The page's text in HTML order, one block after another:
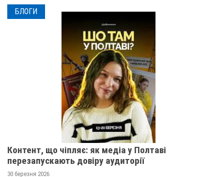
БЛОГИ
Контент, що чіпляє: як медіа у Полтаві
перезапускають довіру аудиторії
30 березня 2026